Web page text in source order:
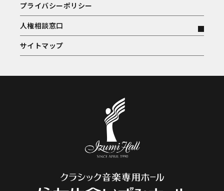
プライバシーポリシー
人権相談窓口
サイトマップ